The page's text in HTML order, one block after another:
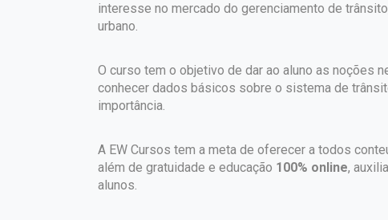
interesse no mercado do gerenciamento de
urbano.
O curso tem o objetivo de dar ao aluno as noções
conhecer dados básicos sobre o sistema de
importância.
A EW Cursos tem a meta de oferecer a todos
além de gratuidade e educação 100% online,
alunos.